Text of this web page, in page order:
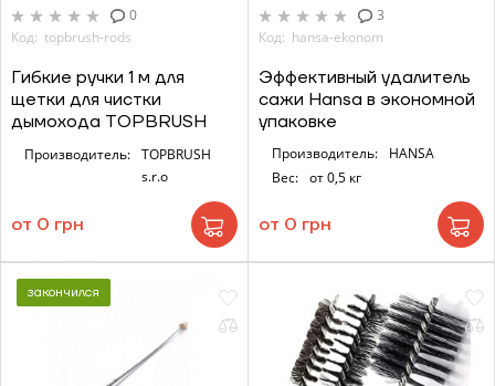
0
Код: topbrush-rods
Гибкие ручки 1 м для
щетки для чистки
дымохода TOPBRUSH
Производитель: TOPBRUSH
s.r.o
от 0 грн
3
Код: hansa-ekonom
Эффективный удалитель
сажи Hansa в экономной
упаковке
Производитель:
HANSA
Вес:
от 0,5 кг
от 0 грн
закончился
Высота, м
Ширина, м
Заказать
Обратный звонок
Отправить
ЗАКАЗАТЬ УСЛУГУ МОНТАЖА